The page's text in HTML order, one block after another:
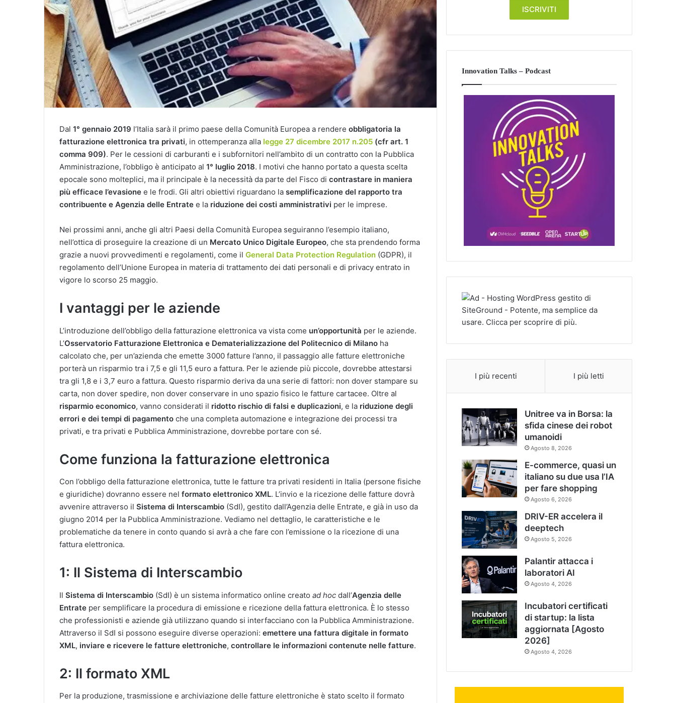
Dal 1° gennaio 2019 l’Italia sarà il primo paese della Comunità Europea a rendere obbligatoria la
fatturazione elettronica tra privati, in ottemperanza alla legge 27 dicembre 2017 n.205 (cfr art. 1
comma 909). Per le cessioni di carburanti e i subfornitori nell’ambito di un contratto con la Pubblica
Amministrazione, l’obbligo è anticipato al 1° luglio 2018. I motivi che hanno portato a questa scelta
epocale sono molteplici, ma il principale è la necessità da parte del Fisco di contrastare in maniera
più efficace l’evasione e le frodi. Gli altri obiettivi riguardano la semplificazione del rapporto tra
contribuente e Agenzia delle Entrate e la riduzione dei costi amministrativi per le imprese.
Nei prossimi anni, anche gli altri Paesi della Comunità Europea seguiranno l’esempio italiano,
nell’ottica di proseguire la creazione di un Mercato Unico Digitale Europeo, che sta prendendo forma
grazie a nuovi provvedimenti e regolamenti, come il General Data Protection Regulation (GDPR), il
regolamento dell’Unione Europea in materia di trattamento dei dati personali e di privacy entrato in
vigore lo scorso 25 maggio.
I vantaggi per le aziende
L’introduzione dell’obbligo della fatturazione elettronica va vista come un’opportunità per le aziende.
L’Osservatorio Fatturazione Elettronica e Dematerializzazione del Politecnico di Milano ha
calcolato che, per un’azienda che emette 3000 fatture l’anno, il passaggio alle fatture elettroniche
porterà un risparmio tra i 7,5 e gli 11,5 euro a fattura. Per le aziende più piccole, dovrebbe attestarsi
tra gli 1,8 e i 3,7 euro a fattura. Questo risparmio deriva da una serie di fattori: non dover stampare su
carta, non dover spedire, non dover conservare in uno spazio fisico le fatture cartacee. Oltre al
risparmio economico, vanno considerati il ridotto rischio di falsi e duplicazioni, e la riduzione degli
errori e dei tempi di pagamento che una completa automazione e integrazione dei processi tra
privati, e tra privati e Pubblica Amministrazione, dovrebbe portare con sé.
Come funziona la fatturazione elettronica
Con l’obbligo della fatturazione elettronica, tutte le fatture tra privati residenti in Italia (persone fisiche
e giuridiche) dovranno essere nel formato elettronico XML. L’invio e la ricezione delle fatture dovrà
avvenire attraverso il Sistema di Interscambio (SdI), gestito dall’Agenzia delle Entrate, e già in uso da
giugno 2014 per la Pubblica Amministrazione. Vediamo nel dettaglio, le caratteristiche e le
problematiche da tenere in conto quando si avrà a che fare con l’emissione o la ricezione di una
fattura elettronica.
1: Il Sistema di Interscambio
Il Sistema di Interscambio (SdI) è un sistema informatico online creato ad hoc dall’Agenzia delle
Entrate per semplificare la procedura di emissione e ricezione della fattura elettronica. È lo stesso
che professionisti e aziende già utilizzano quando si interfacciano con la Pubblica Amministrazione.
Attraverso il SdI si possono eseguire diverse operazioni: emettere una fattura digitale in formato
XML, inviare e ricevere le fatture elettroniche, controllare le informazioni contenute nelle fatture.
2: Il formato XML
Per la produzione, trasmissione e archiviazione delle fatture elettroniche è stato scelto il formato
Innovation Talks – Podcast
I più recenti I più letti
Unitree va in Borsa: la
sfida cinese dei robot
umanoidi
Agosto 8, 2026
E-commerce, quasi un
italiano su due usa l’IA
per fare shopping
Agosto 6, 2026
DRIV-ER accelera il
deeptech
Agosto 5, 2026
Palantir attacca i
laboratori AI
Agosto 4, 2026
Incubatori certificati
di startup: la lista
aggiornata [Agosto
2026]
Agosto 4, 2026